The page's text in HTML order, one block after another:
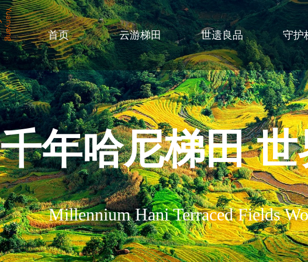
首页 云游梯田 世遗良品 守护
千年哈尼梯田
Millennium Hani Terraced Fields